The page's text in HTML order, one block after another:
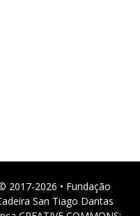
2017-2026 • Fundação
San Tiago Dantas